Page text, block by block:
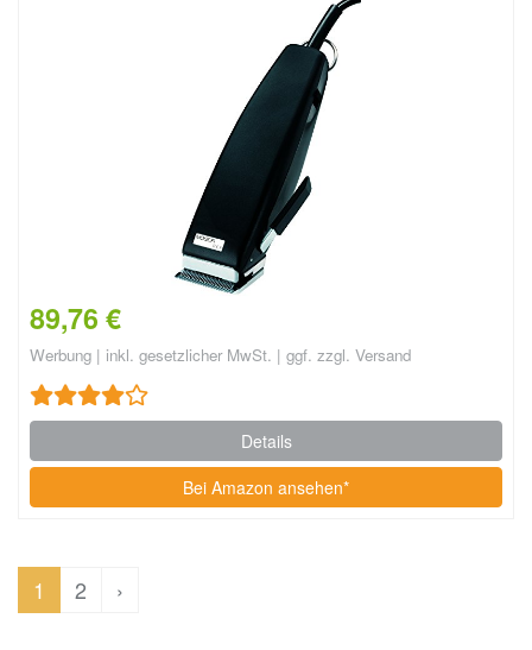
89,76 €
Werbung | inkl. gesetzlicher MwSt. | ggf. zzgl. Versand
Details
Bei Amazon ansehen*
1 2 ›